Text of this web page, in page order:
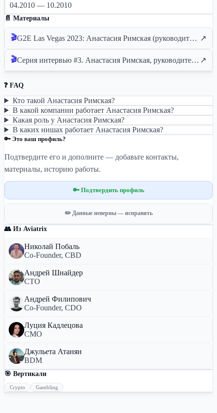
04.2010 — 10.2010
📄 Материалы
🎬 G2E Las Vegas 2023: Анастасия Римская (руководитель отдела операционной деятельности / Aviatrix) ↗
🎬 Серия интервью #3. Анастасия Римская, руководитель отдела по работе с клиентами в Mancala Gamin ↗
❓ FAQ
Кто такой Анастасия Римская?
В какой компании работает Анастасия Римская?
Какая роль у Анастасия Римская?
В каких нишах работает Анастасия Римская?
🔑 Это ваш профиль?
Подтвердите его и дополните — добавьте контакты,
материалы, историю работы.
🔑 Подтвердить профиль
✏️ Данные неверны — исправить
👥 Из Aviatrix
Николай Побаль
Co-Founder, CBD
Андрей Шнайдер
CTO
Андрей Филипович
Co-Founder, CDO
Луция Кадлецова
CMO
Джульета Атанян
BDM
🎯 Вертикали
Crypto Gambling